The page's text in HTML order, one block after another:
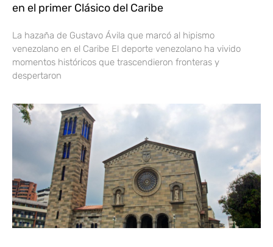
en el primer Clásico del Caribe
La hazaña de Gustavo Ávila que marcó al hipismo
venezolano en el Caribe El deporte venezolano ha vivido
momentos históricos que trascendieron fronteras y
despertaron